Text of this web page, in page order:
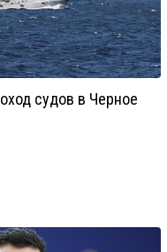
судов в Черное